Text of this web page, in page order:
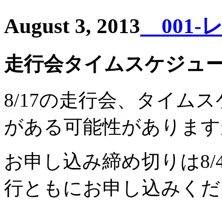
August 3, 2013 001-
走行会タイムスケジュ
8/17の走行会、タイム
がある可能性がありま
お申し込み締め切りは
行ともにお申し込みく